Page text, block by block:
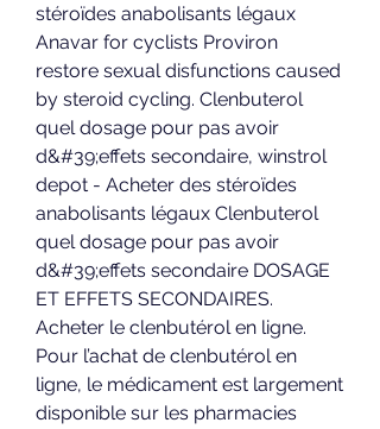
stéroïdes anabolisants légaux
Anavar for cyclists Proviron
restore sexual disfunctions caused
by steroid cycling. Clenbuterol
quel dosage pour pas avoir
d&#39;effets secondaire, winstrol
depot - Acheter des stéroïdes
anabolisants légaux Clenbuterol
quel dosage pour pas avoir
d&#39;effets secondaire DOSAGE
ET EFFETS SECONDAIRES.
Acheter le clenbutérol en ligne.
Pour l’achat de clenbutérol en
ligne, le médicament est largement
disponible sur les pharmacies